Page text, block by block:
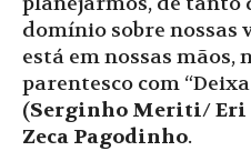
domínio sobre nossas
está em nossas mãos,
parentesco com
(Serginho Meriti/Eri
Zeca Pagodinho.